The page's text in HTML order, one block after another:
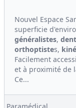
Nouvel Espace
superficie
généralistes,
orthoptistes, kiné
Facilement
et à proximité de
Ce...